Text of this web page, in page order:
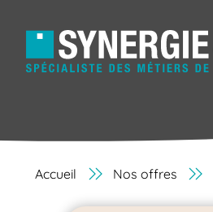
Accueil Nos offres